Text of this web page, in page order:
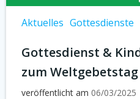
Aktuelles Gottesdienste
Gottesdienst &
zum Weltgebetstag
veröffentlicht am 06/03/2025